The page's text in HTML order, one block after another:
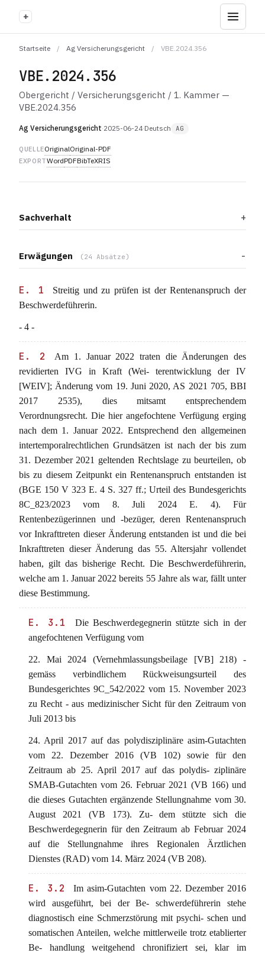
+
Startseite / Ag Versicherungsgericht / VBE.2024.356
VBE.2024.356
Obergericht / Versicherungsgericht / 1. Kammer —
VBE.2024.356
Ag Versicherungsgericht·2025-06-24·Deutsch AG
QUELLEOriginalOriginal-PDF
EXPORTWordPDFBibTeXRIS
Sachverhalt
Erwägungen (24 Absätze)
E. 1
Streitig und zu prüfen ist der Rentenanspruch der
Beschwerdeführerin.
- 4 -
E. 2
Am 1. Januar 2022 traten die Änderungen des
revidierten IVG in Kraft (Wei- terentwicklung der IV
[WEIV]; Änderung vom 19. Juni 2020, AS 2021 705, BBI
2017 2535), dies mitsamt entsprechendem
Verordnungsrecht. Die hier angefochtene Verfügung erging
nach dem 1. Januar 2022. Entsprechend den allgemeinen
intertemporalrechtlichen Grundsätzen ist nach der bis zum
31. Dezember 2021 geltenden Rechtslage zu beurteilen, ob
bis zu diesem Zeitpunkt ein Rentenanspruch entstanden ist
(BGE 150 V 323 E. 4 S. 327 ff.; Urteil des Bundesgerichts
8C_823/2023 vom 8. Juli 2024 E. 4). Für
Rentenbezügerinnen und -bezüger, deren Rentenanspruch
vor Inkrafttreten dieser Änderung entstanden ist und die bei
Inkrafttreten dieser Änderung das 55. Altersjahr vollendet
haben, gilt das bisherige Recht. Die Beschwerdeführerin,
welche am 1. Januar 2022 bereits 55 Jahre als war, fällt unter
diese Bestimmung.
E. 3.1
Die Beschwerdegegnerin stützte sich in der
angefochtenen Verfügung vom
22. Mai 2024 (Vernehmlassungsbeilage [VB] 218) -
gemäss verbindlichem Rückweisungsurteil des
Bundesgerichtes 9C_542/2022 vom 15. November 2023
zu Recht - aus medizinischer Sicht für den Zeitraum von
Juli 2013 bis
24. April 2017 auf das polydisziplinäre asim-Gutachten
vom 22. Dezember 2016 (VB 102) sowie für den
Zeitraum ab 25. April 2017 auf das polydis- ziplinäre
SMAB-Gutachten vom 26. Februar 2021 (VB 166) und
die dieses Gutachten ergänzende Stellungnahme vom 30.
August 2021 (VB 173). Zu- dem stützte sich die
Beschwerdegegnerin für den Zeitraum ab Februar 2024
auf die Stellungnahme ihres Regionalen Ärztlichen
Dienstes (RAD) vom 14. März 2024 (VB 208).
E. 3.2
Im asim-Gutachten vom 22. Dezember 2016
wird ausgeführt, bei der Be- schwerdeführerin stehe
diagnostisch eine Schmerzstörung mit psychi- schen und
somatischen Anteilen, welche mittlerweile trotz etablierter
Be- handlung weitgehend chronifiziert sei, klar im